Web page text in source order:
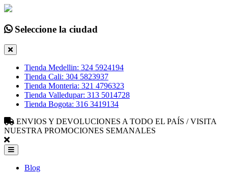
Seleccione la ciudad
Tienda Medellin: 324 5924194
Tienda Cali: 304 5823937
Tienda Monteria: 321 4796323
Tienda Valledupar: 313 5014728
Tienda Bogota: 316 3419134
ENVIOS Y DEVOLUCIONES A TODO EL PAÍS / VISITA
NUESTRA PROMOCIONES SEMANALES
Blog